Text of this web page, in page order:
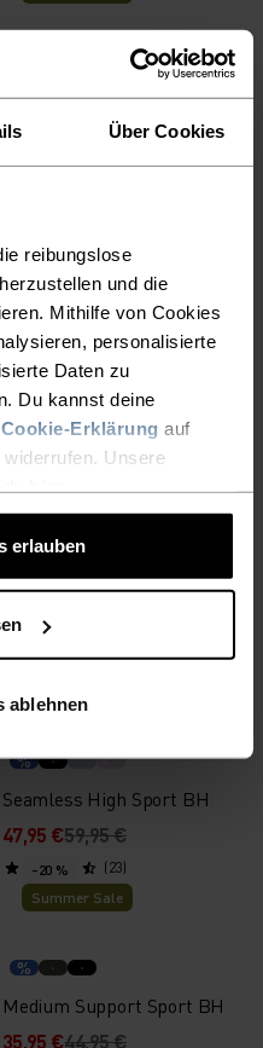
Über Cookies
reibungslose
und die
Mithilfe von Cookies
personalisierte
Daten zu
Du kannst deine
Cookie-Erklärung auf
widerrufen. Unsere
erlauben
ablehnen
%
Active F-Dry Light Base
Layer Tank
%
Active Light 2-Pack Base
Layer Set
60,75 €75,95 €
-20 %
Summer Sale
% %
Ascent Performance Wool
Medium Sport BH
55,95 €
(9)
-20 %
%
Seamless High Sport BH
47,95 €59,95 €
(23)
-20 %
Summer Sale
%
Medium Support Sport BH
35,95 €44,95 €